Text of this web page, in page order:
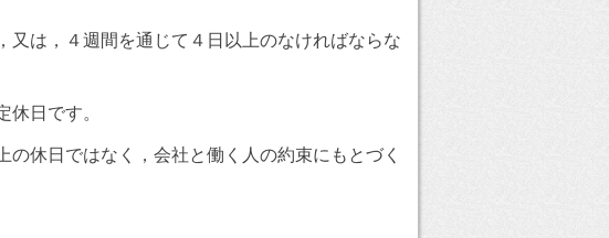
は，４週間を通じて４日以上のなければならな
休日です。
休日ではなく，会社と働く人の約束にもとづく